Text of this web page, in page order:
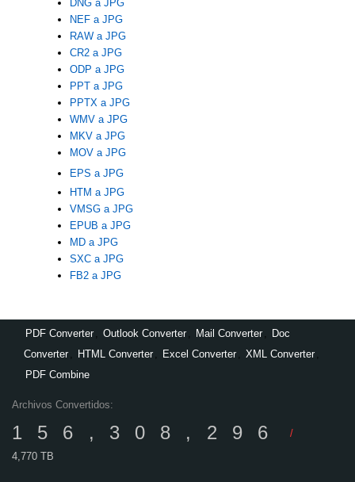
DNG a JPG
NEF a JPG
RAW a JPG
CR2 a JPG
ODP a JPG
PPT a JPG
PPTX a JPG
WMV a JPG
MKV a JPG
MOV a JPG
EPS a JPG
HTM a JPG
VMSG a JPG
EPUB a JPG
MD a JPG
SXC a JPG
FB2 a JPG
PDF Converter Outlook Converter Mail Converter
Doc
Converter
HTML Converter Excel Converter XML Converter
PDF Combine
Archivos Convertidos:
156,308,296
/
4,770 TB